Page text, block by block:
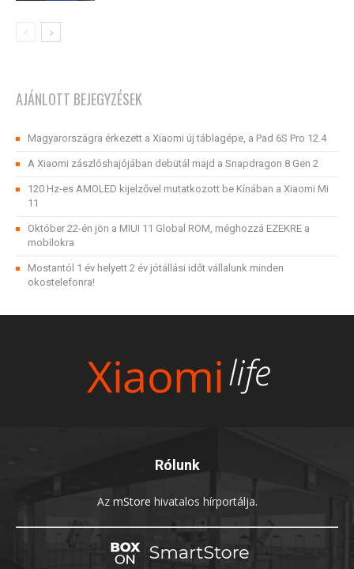
AJÁNLOTT BEJEGYZÉSEK
Magyarországra érkezett a Xiaomi új táblagépe, a Pad 6S Pro 12.4
A Xiaomi zászlóshajójában debütál majd a Snapdragon 8 Gen 2
120 Hz-es AMOLED kijelzővel mutatkozott be Kínában a Xiaomi Mi
11
Október 22-én jön a MIUI 11 Global ROM, méghozzá EZEKRE a
mobilokra
Mostantól 1 év helyett 2 év jótállási időt vállalunk minden
okostelefonra!
Rólunk
Az mStore hivatalos hírportálja.